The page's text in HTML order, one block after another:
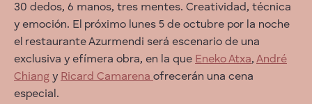
30 dedos, 6 manos, tres mentes. Creatividad, técnica
y emoción. El próximo lunes 5 de octubre por la noche
el restaurante Azurmendi será escenario de una
exclusiva y efímera obra, en la que Eneko Atxa, André
Chiang y Ricard Camarena ofrecerán una cena
especial.